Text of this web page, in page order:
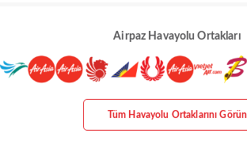
Airpaz Havayolu Ortakları
Tüm Havayolu Ortaklarını Görün